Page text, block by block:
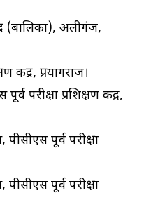
(बालिका), अलीगंज,
केंद्र, प्रयागराज।
परीक्षा प्रशिक्षण केंद्र,
पूर्व परीक्षा
पूर्व परीक्षा